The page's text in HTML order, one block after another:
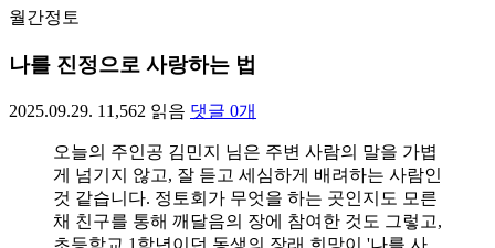
월간정토
나를 진정으로 사랑하는 법
2025.09.29. 11,562 읽음 댓글 0개
오늘의 주인공 김민지 님은 주변 사람의 말을 가볍
게 넘기지 않고, 잘 듣고 세심하게 배려하는 사람인
것 같습니다. 정토회가 무엇을 하는 곳인지도 모른
채 친구를 통해 깨달음의 장에 참여한 것도 그렇고,
초등학교 1학년이던 동생의 장래 희망이 '나를 사